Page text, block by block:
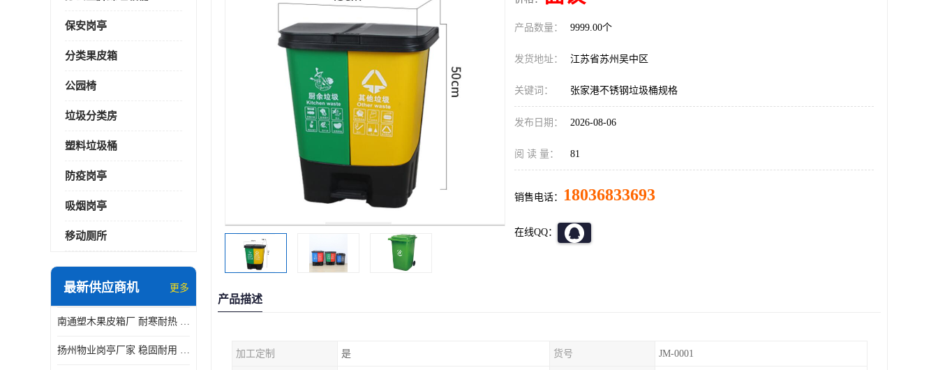
保安岗亭
分类果皮箱
公园椅
垃圾分类房
塑料垃圾桶
防疫岗亭
吸烟岗亭
移动厕所
最新供应商机 更多
南通塑木果皮箱厂 耐寒耐热 设计美观简洁
扬州物业岗亭厂家 稳固耐用 适用多场合
产品数量： 9999.00个
发货地址： 江苏省苏州吴中区
关键词： 张家港不锈钢垃圾桶规格
发布日期： 2026-08-06
阅 读 量： 81
销售电话： 18036833693
在线QQ：
产品描述
加工定制 是 货号 JM-0001